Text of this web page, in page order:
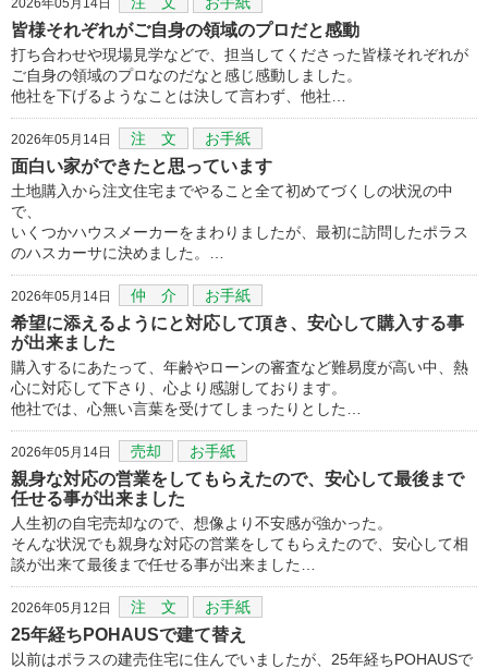
皆様それぞれがご自身の領域のプロだと感動
打ち合わせや現場見学などで、担当してくださった皆様それぞれが
ご自身の領域のプロなのだなと感じ感動しました。
他社を下げるようなことは決して言わず、他社…
2026年05月14日 注 文 お手紙
面白い家ができたと思っています
土地購入から注文住宅までやること全て初めてづくしの状況の中
で、
いくつかハウスメーカーをまわりましたが、最初に訪問したポラス
のハスカーサに決めました。…
2026年05月14日 仲 介 お手紙
希望に添えるようにと対応して頂き、安心して購入する事
が出来ました
購入するにあたって、年齢やローンの審査など難易度が高い中、熱
心に対応して下さり、心より感謝しております。
他社では、心無い言葉を受けてしまったりとした…
2026年05月14日 売却 お手紙
親身な対応の営業をしてもらえたので、安心して最後まで
任せる事が出来ました
人生初の自宅売却なので、想像より不安感が強かった。
そんな状況でも親身な対応の営業をしてもらえたので、安心して相
談が出来て最後まで任せる事が出来ました…
2026年05月12日 注 文 お手紙
25年経ちPOHAUSで建て替え
以前はポラスの建売住宅に住んでいましたが、25年経ちPOHAUSで